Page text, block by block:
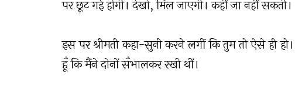
पर छूट गई होगी। देखो, मिल जाएगी। कहीं जा नहीं सकती।
इस पर श्रीमती कहा-सुनी करने लगीं कि तुम तो ऐसे ही
हूँ कि मैंने दोनों सँभालकर रखी थीं।